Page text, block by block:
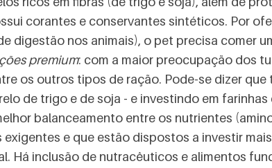
corantes e conservantes sintéticos. Por
digestão nos animais), o pet precisa comer
premium: com a maior preocupação dos
os outros tipos de ração. Pode-se dizer
de trigo e de soja - e investindo em
balanceamento entre os nutrientes
e que estão dispostos a investir
Há inclusão de nutracêuticos e alimentos